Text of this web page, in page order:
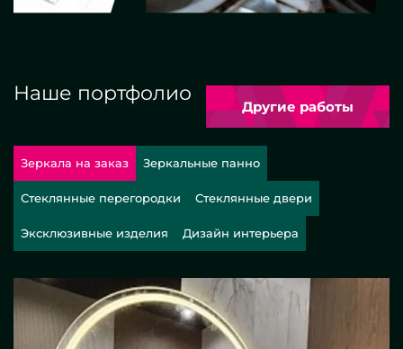
Наше портфолио
Другие работы
Зеркала на заказ Зеркальные панно
Стеклянные перегородки Стеклянные двери
Эксклюзивные изделия Дизайн интерьера